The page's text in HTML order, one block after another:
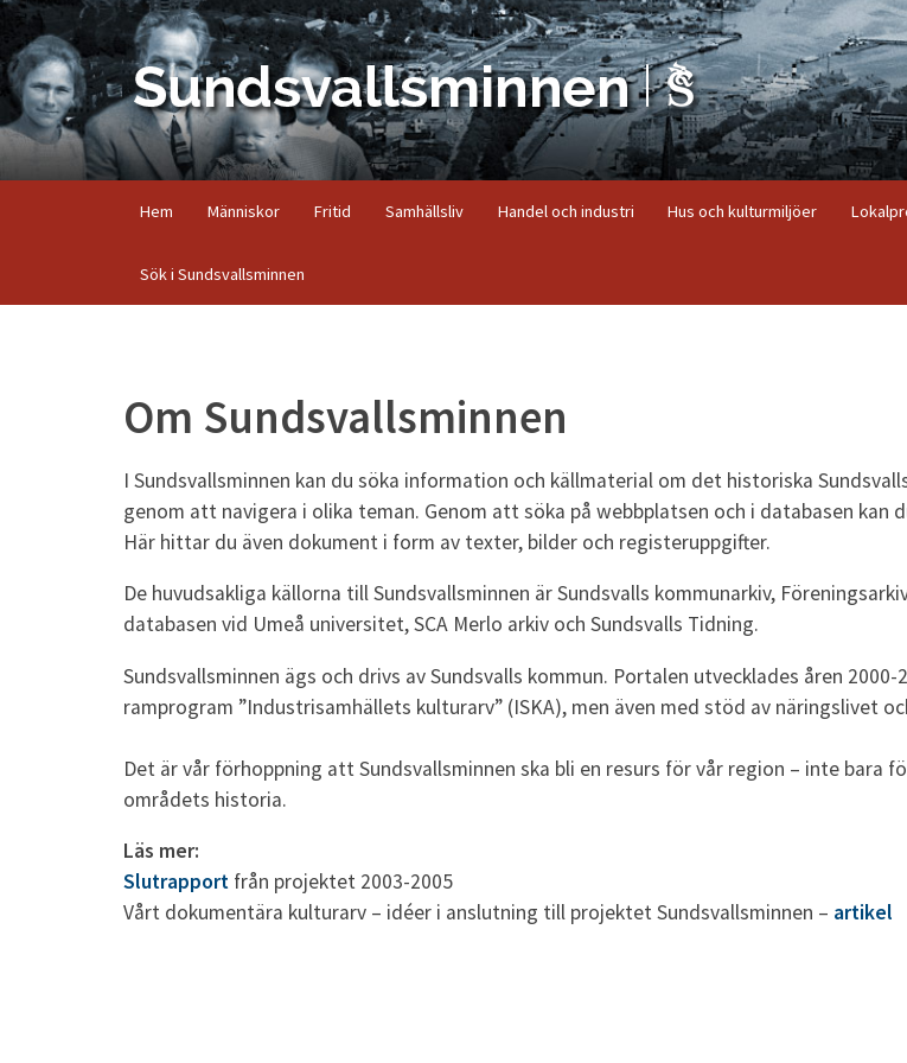
Hem Människor Fritid Samhällsliv Handel och industri Hus och kulturmiljöer
Sök i Sundsvallsminnen
Om Sundsvallsminnen
I Sundsvallsminnen kan du söka information och källmaterial om det historiska
genom att navigera i olika teman. Genom att söka på webbplatsen och i databasen
Här hittar du även dokument i form av texter, bilder och registeruppgifter.
De huvudsakliga källorna till Sundsvallsminnen är Sundsvalls kommunarkiv,
databasen vid Umeå universitet, SCA Merlo arkiv och Sundsvalls Tidning.
Sundsvallsminnen ägs och drivs av Sundsvalls kommun. Portalen utvecklades åren
ramprogram ”Industrisamhällets kulturarv” (ISKA), men även med stöd av näringslivet
Det är vår förhoppning att Sundsvallsminnen ska bli en resurs för vår region – inte bara
områdets historia.
Läs mer:
Slutrapport från projektet 2003-2005
Vårt dokumentära kulturarv – idéer i anslutning till projektet Sundsvallsminnen – artikel